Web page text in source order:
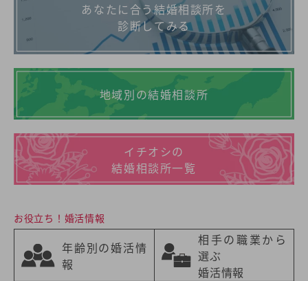
あなたに合う結婚相談所を
診断してみる
地域別の結婚相談所
イチオシの
結婚相談所一覧
お役立ち！婚活情報
年齢別の婚活情
報
相手の職業から
選ぶ
婚活情報